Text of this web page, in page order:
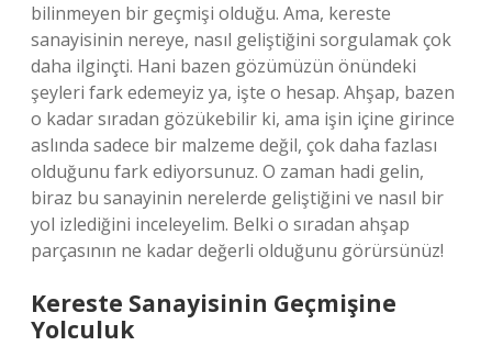
bilinmeyen bir geçmişi olduğu. Ama, kereste
sanayisinin nereye, nasıl geliştiğini sorgulamak çok
daha ilginçti. Hani bazen gözümüzün önündeki
şeyleri fark edemeyiz ya, işte o hesap. Ahşap, bazen
o kadar sıradan gözükebilir ki, ama işin içine girince
aslında sadece bir malzeme değil, çok daha fazlası
olduğunu fark ediyorsunuz. O zaman hadi gelin,
biraz bu sanayinin nerelerde geliştiğini ve nasıl bir
yol izlediğini inceleyelim. Belki o sıradan ahşap
parçasının ne kadar değerli olduğunu görürsünüz!
Kereste Sanayisinin Geçmişine
Yolculuk